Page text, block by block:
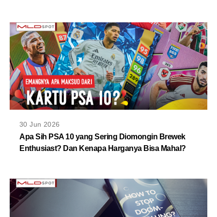
30 Jun 2026
Apa Sih PSA 10 yang Sering Diomongin Brewek
Enthusiast? Dan Kenapa Harganya Bisa Mahal?